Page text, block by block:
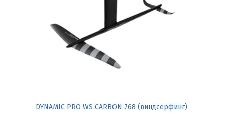
DYNAMIC PRO WS CARBON 768 (виндсерфинг)